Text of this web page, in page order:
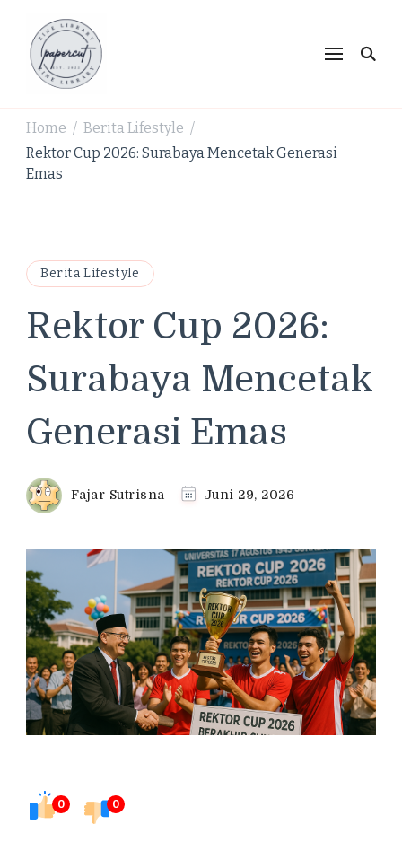
PaperCut Zine Library |
Produktivitas & Inspirasi
Kreatif
Ikuti cerita gaya hidup, kebiasaan positif, serta
Home / Berita Lifestyle /
Rektor Cup 2026: Surabaya Mencetak Generasi
Emas
Berita Lifestyle
Rektor Cup 2026:
Surabaya Mencetak
Generasi Emas
Fajar Sutrisna Juni 29, 2026
0 0